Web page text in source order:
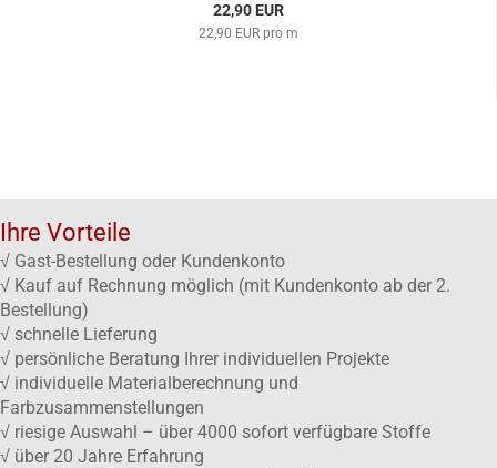
22,90 EUR
22,90 EUR pro m
Ihre Vorteile
√ Gast-Bestellung oder Kundenkonto
√ Kauf auf Rechnung möglich (mit Kundenkonto ab der 2.
Bestellung)
√ schnelle Lieferung
√ persönliche Beratung Ihrer individuellen Projekte
√ individuelle Materialberechnung und
Farbzusammenstellungen
√ riesige Auswahl – über 4000 sofort verfügbare Stoffe
√ über 20 Jahre Erfahrung